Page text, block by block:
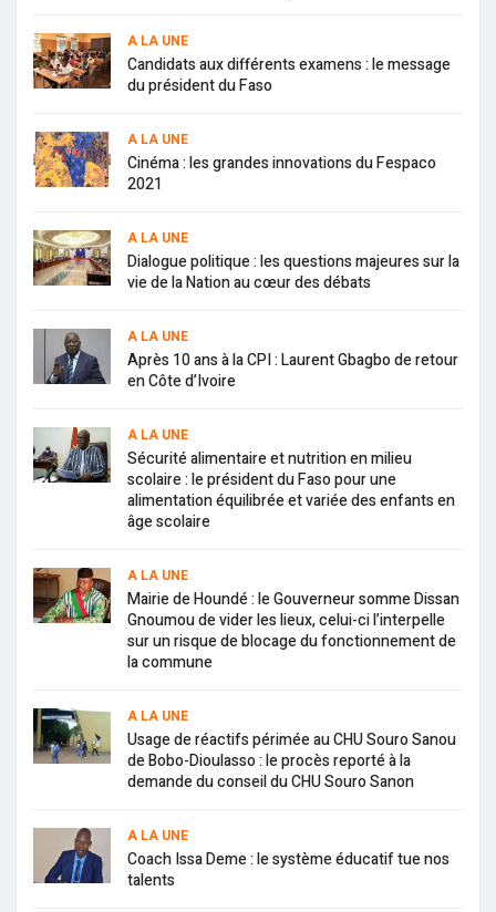
A LA UNE
Candidats aux différents examens : le message
du président du Faso
A LA UNE
Cinéma : les grandes innovations du Fespaco
2021
A LA UNE
Dialogue politique : les questions majeures sur la
vie de la Nation au cœur des débats
A LA UNE
Après 10 ans à la CPI : Laurent Gbagbo de retour
en Côte d’Ivoire
A LA UNE
Sécurité alimentaire et nutrition en milieu
scolaire : le président du Faso pour une
alimentation équilibrée et variée des enfants en
âge scolaire
A LA UNE
Mairie de Houndé : le Gouverneur somme Dissan
Gnoumou de vider les lieux, celui-ci l’interpelle
sur un risque de blocage du fonctionnement de
la commune
A LA UNE
Usage de réactifs périmée au CHU Souro Sanou
de Bobo-Dioulasso : le procès reporté à la
demande du conseil du CHU Souro Sanon
A LA UNE
Coach Issa Deme : le système éducatif tue nos
talents